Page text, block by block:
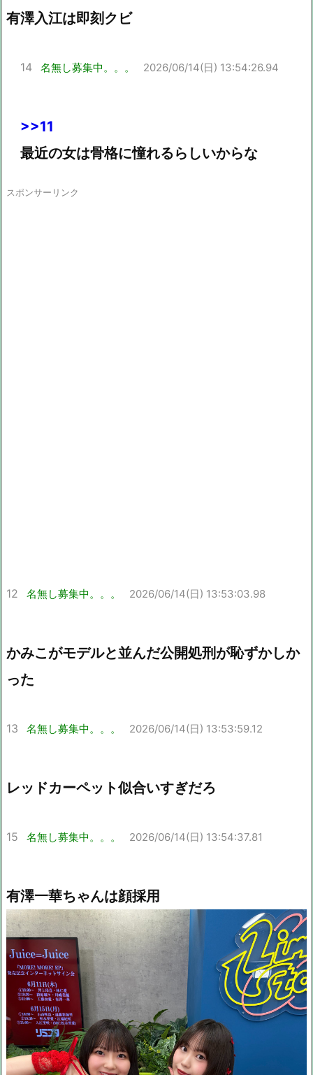
有澤入江は即刻クビ
14 名無し募集中。。。 2026/06/14(日) 13:54:26.94
>>11
最近の女は骨格に憧れるらしいからな
スポンサーリンク
12 名無し募集中。。。 2026/06/14(日) 13:53:03.98
かみこがモデルと並んだ公開処刑が恥ずかしか
った
13 名無し募集中。。。 2026/06/14(日) 13:53:59.12
レッドカーペット似合いすぎだろ
15 名無し募集中。。。 2026/06/14(日) 13:54:37.81
有澤一華ちゃんは顔採用